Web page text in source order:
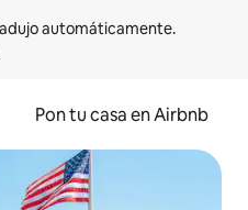
Pon tu casa en Airbnb